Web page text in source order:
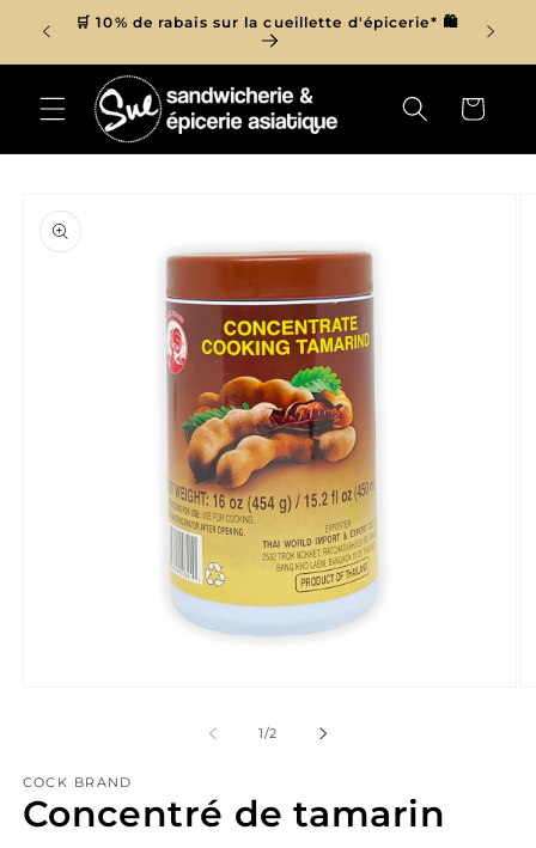
passer
contenu
150$ 🛒 10% de rabais sur la cueillette d'épicerie* 🛍
Panier
informations
produits
une
fenêtre
modale
1/de
2
COCK BRAND
Concentré de tamarin